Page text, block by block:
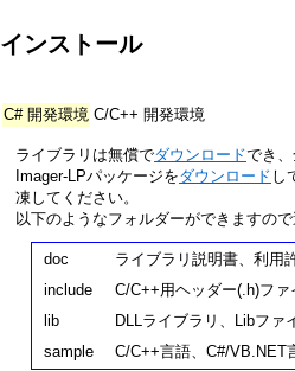
インストール
C# 開発環境 C/C++ 開発環境
ライブラリは無償でダウンロードでき、
Imager-LPパッケージをダウンロード し
凍してください。
以下のようなフォルダーができますので
doc
ライブラリ説明書、利用
include
C/C++用ヘッダー(.h)ファ
lib
DLLライブラリ、Libファ
sample
C/C++言語、C#/VB.NET